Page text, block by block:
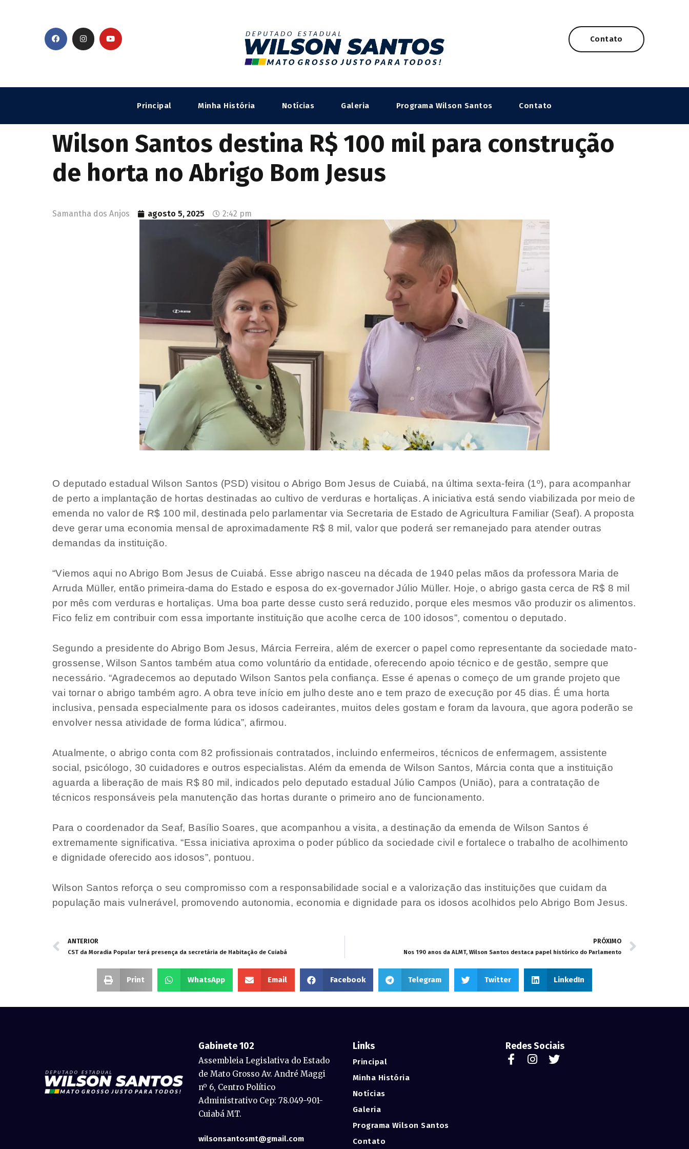
Contato
Principal Minha História Notícias Galeria Programa Wilson Santos Contato
Wilson Santos destina R$ 100 mil para construção
de horta no Abrigo Bom Jesus
Samantha dos Anjos agosto 5, 2025 2:42 pm
O deputado estadual Wilson Santos (PSD) visitou o Abrigo Bom Jesus de Cuiabá, na última sexta-feira (1º), para acompanhar
de perto a implantação de hortas destinadas ao cultivo de verduras e hortaliças. A iniciativa está sendo viabilizada por meio de
emenda no valor de R$ 100 mil, destinada pelo parlamentar via Secretaria de Estado de Agricultura Familiar (Seaf). A proposta
deve gerar uma economia mensal de aproximadamente R$ 8 mil, valor que poderá ser remanejado para atender outras
demandas da instituição.
“Viemos aqui no Abrigo Bom Jesus de Cuiabá. Esse abrigo nasceu na década de 1940 pelas mãos da professora Maria de
Arruda Müller, então primeira-dama do Estado e esposa do ex-governador Júlio Müller. Hoje, o abrigo gasta cerca de R$ 8 mil
por mês com verduras e hortaliças. Uma boa parte desse custo será reduzido, porque eles mesmos vão produzir os alimentos.
Fico feliz em contribuir com essa importante instituição que acolhe cerca de 100 idosos”, comentou o deputado.
Segundo a presidente do Abrigo Bom Jesus, Márcia Ferreira, além de exercer o papel como representante da sociedade mato-
grossense, Wilson Santos também atua como voluntário da entidade, oferecendo apoio técnico e de gestão, sempre que
necessário. “Agradecemos ao deputado Wilson Santos pela confiança. Esse é apenas o começo de um grande projeto que
vai tornar o abrigo também agro. A obra teve início em julho deste ano e tem prazo de execução por 45 dias. É uma horta
inclusiva, pensada especialmente para os idosos cadeirantes, muitos deles gostam e foram da lavoura, que agora poderão se
envolver nessa atividade de forma lúdica”, afirmou.
Atualmente, o abrigo conta com 82 profissionais contratados, incluindo enfermeiros, técnicos de enfermagem, assistente
social, psicólogo, 30 cuidadores e outros especialistas. Além da emenda de Wilson Santos, Márcia conta que a instituição
aguarda a liberação de mais R$ 80 mil, indicados pelo deputado estadual Júlio Campos (União), para a contratação de
técnicos responsáveis pela manutenção das hortas durante o primeiro ano de funcionamento.
Para o coordenador da Seaf, Basílio Soares, que acompanhou a visita, a destinação da emenda de Wilson Santos é
extremamente significativa. “Essa iniciativa aproxima o poder público da sociedade civil e fortalece o trabalho de acolhimento
e dignidade oferecido aos idosos”, pontuou.
Wilson Santos reforça o seu compromisso com a responsabilidade social e a valorização das instituições que cuidam da
população mais vulnerável, promovendo autonomia, economia e dignidade para os idosos acolhidos pelo Abrigo Bom Jesus.
ANTERIOR
CST da Moradia Popular terá presença da secretária de Habitação de Cuiabá
PRÓXIMO
Nos 190 anos da ALMT, Wilson Santos destaca papel histórico do Parlamento
Print WhatsApp Email Facebook Telegram Twitter LinkedIn
Gabinete 102
Assembleia Legislativa do Estado
de Mato Grosso Av. André Maggi
nº 6, Centro Político
Administrativo Cep: 78.049-901-
Cuiabá MT.
wilsonsantosmt@gmail.com
Links
Principal
Minha História
Notícias
Galeria
Programa Wilson Santos
Contato
Redes Sociais